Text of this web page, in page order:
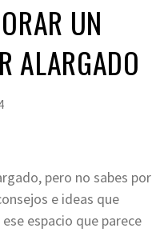
UN
ALARGADO
pero no sabes por
e ideas que
espacio que parece